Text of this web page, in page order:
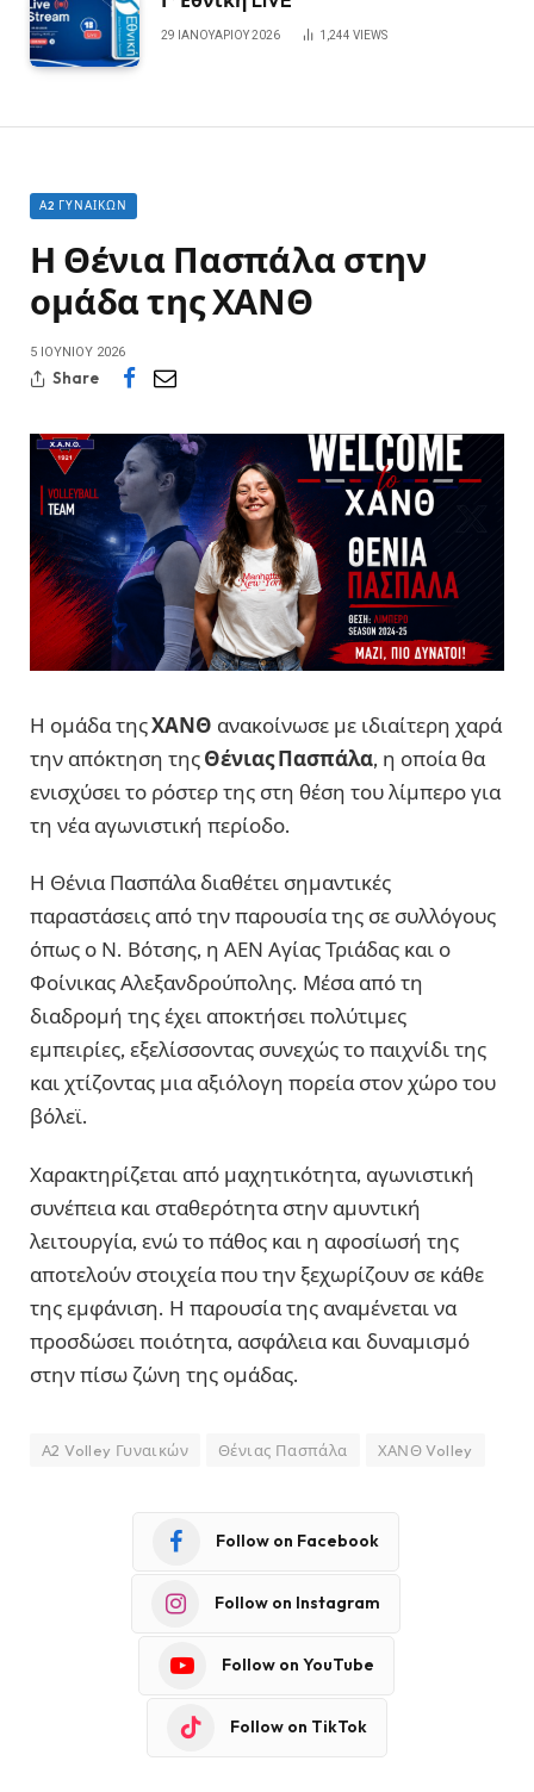
29 ΙΑΝΟΥΑΡΊΟΥ 2026 1,244 VIEWS
Α2 ΓΥΝΑΙΚΏΝ
Η Θένια Πασπάλα στην
ομάδα της ΧΑΝΘ
5 ΙΟΥΝΊΟΥ 2026
Share
Η ομάδα τηςΧΑΝΘ ανακοίνωσε με ιδιαίτερη χαρά
την απόκτηση τηςΘένιας Πασπάλα, η οποία θα
ενισχύσει το ρόστερ της στη θέση του λίμπερο για
τη νέα αγωνιστική περίοδο.
Η Θένια Πασπάλα διαθέτει σημαντικές
παραστάσεις από την παρουσία της σε συλλόγους
όπως ο Ν. Βότσης, η ΑΕΝ Αγίας Τριάδας και ο
Φοίνικας Αλεξανδρούπολης. Μέσα από τη
διαδρομή της έχει αποκτήσει πολύτιμες
εμπειρίες, εξελίσσοντας συνεχώς το παιχνίδι της
και χτίζοντας μια αξιόλογη πορεία στον χώρο του
βόλεϊ.
Χαρακτηρίζεται από μαχητικότητα, αγωνιστική
συνέπεια και σταθερότητα στην αμυντική
λειτουργία, ενώ το πάθος και η αφοσίωσή της
αποτελούν στοιχεία που την ξεχωρίζουν σε κάθε
της εμφάνιση. Η παρουσία της αναμένεται να
προσδώσει ποιότητα, ασφάλεια και δυναμισμό
στην πίσω ζώνη της ομάδας.
Α2 Volley Γυναικών Θένιας Πασπάλα ΧΑΝΘ Volley
Follow on Facebook
Follow on Instagram
Follow on YouTube
Follow on TikTok